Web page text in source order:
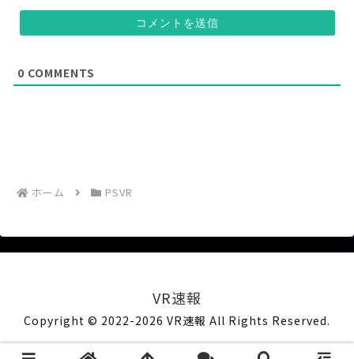
0 COMMENTS
ホーム PSVR
VR速報
Copyright © 2022-2026 VR速報 All Rights Reserved.